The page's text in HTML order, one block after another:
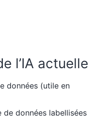
l’IA actuelle
données (utile en
de données labellisées